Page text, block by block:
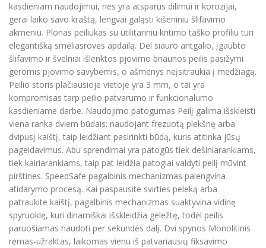
kasdieniam naudojimui, nes yra atsparus dilimui ir korozijai,
gerai laiko savo kraštą, lengvai galąsti kišeniniu šlifavimo
akmeniu. Plonas peiliukas su utilitariniu kritimo taško profiliu turi
elegantišką smėliasrovės apdailą. Dėl siauro antgalio, įgaubto
šlifavimo ir švelniai išlenktos pjovimo briaunos peilis pasižymi
geromis pjovimo savybėmis, o ašmenys neįsitraukia į medžiagą.
Peilio storis plačiausioje vietoje yra 3 mm, o tai yra
kompromisas tarp peilio patvarumo ir funkcionalumo
kasdieniame darbe. Naudojimo patogumas Peilį galima išskleisti
viena ranka dviem būdais: naudojant frezuotą plekšnę arba
dvipusį kaištį, taip leidžiant pasirinkti būdą, kuris atitinka jūsų
pageidavimus. Abu sprendimai yra patogūs tiek dešiniarankiams,
tiek kairiarankiams, taip pat leidžia patogiai valdyti peilį mūvint
pirštines. SpeedSafe pagalbinis mechanizmas palengvina
atidarymo procesą. Kai paspausite svirties peleką arba
patraukite kaištį, pagalbinis mechanizmas suaktyvina vidinę
spyruoklę, kuri dinamiškai išskleidžia geležtę, todėl peilis
paruošiamas naudoti per sekundės dalį. Dvi spynos Monolitinis
rėmas-užraktas, laikomas vienu iš patvariausių fiksavimo